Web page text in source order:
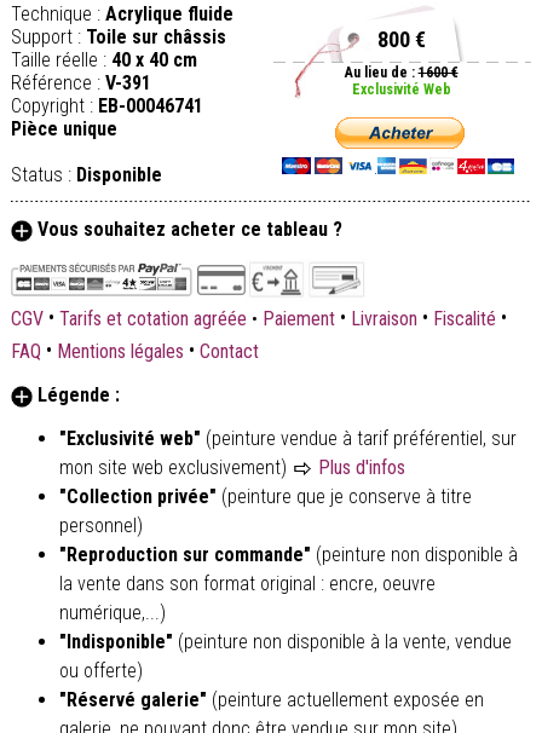
Technique : Acrylique fluide
Support : Toile sur châssis
Taille réelle : 40 x 40 cm
Référence : V-391
Copyright : EB-00046741
Pièce unique
Status : Disponible
800 €
Au lieu de :1600 €
Exclusivité Web
Vous souhaitez acheter ce tableau ?
CGV • Tarifs et cotation agréée • Paiement • Livraison • Fiscalité •
FAQ • Mentions légales • Contact
Légende :
"Exclusivité web" (peinture vendue à tarif préférentiel, sur
mon site web exclusivement)
Plus d'infos
"Collection privée" (peinture que je conserve à titre
personnel)
"Reproduction sur commande" (peinture non disponible à
la vente dans son format original : encre, oeuvre
numérique,...)
"Indisponible" (peinture non disponible à la vente, vendue
ou offerte)
"Réservé galerie" (peinture actuellement exposée en